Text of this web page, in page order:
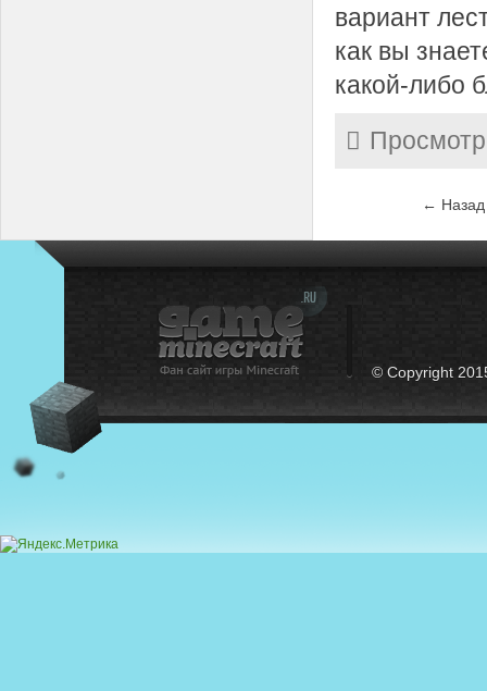
вариант
как вы
какой-либо
← Назад
© Copyright